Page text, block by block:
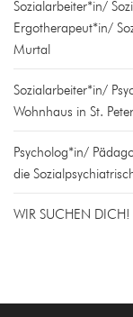
Sozialarbeiter*in/
Ergotherapeut*in/
Murtal
Sozialarbeiter*in/
Wohnhaus in St.
Psycholog*in/
die
WIR SUCHEN